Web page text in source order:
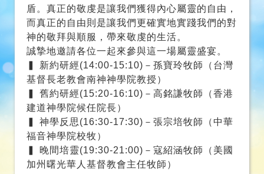
誠摯地邀請各位一起來參與這一場屬靈盛宴。
▍ 新約研經(14:00-15:10)－孫寶玲牧師（台灣
基督長老教會南神神學院教授）
▍ 舊約研經(15:20-16:10)－高銘謙牧師（香港
建道神學院候任院長）
▍ 神學反思(16:30-17:30)－張宗培牧師（中華
福音神學院校牧）
▍ 晚間培靈(19:30-21:00)－寇紹涵牧師（美國
加州曙光華人基督教會主任牧師）
相關詳情：https://www.bible.org.tw